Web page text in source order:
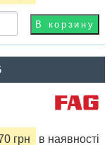
грн в наявності